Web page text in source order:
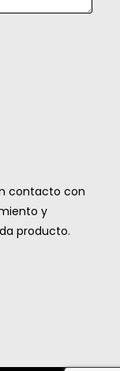
contacto con
y
producto.